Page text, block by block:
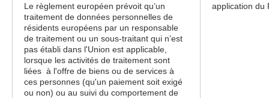
Le règlement européen prévoit qu’un
traitement de données personnelles de
résidents européens par un responsable
de traitement ou un sous-traitant qui n’est
pas établi dans l'Union est applicable,
lorsque les activités de traitement sont
liées à l'offre de biens ou de services à
ces personnes (qu'un paiement soit exigé
ou non) ou au suivi du comportement de
application du